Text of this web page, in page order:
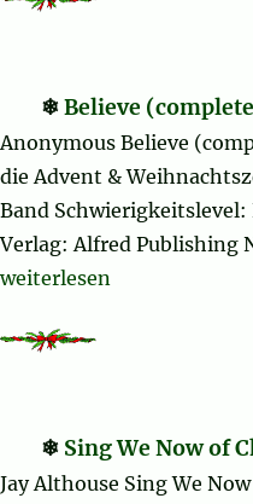
Believe
Anonymous Believe
die Advent &
Band
Verlag: Alfred Publishing
„Believe (complete)“
weiterlesen
Sing We Now of
Jay Althouse Sing We